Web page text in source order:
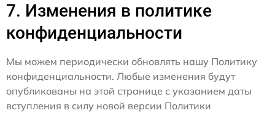
7. Изменения в политике
конфиденциальности
Мы можем периодически обновлять нашу Политику
конфиденциальности. Любые изменения будут
опубликованы на этой странице с указанием даты
вступления в силу новой версии Политики